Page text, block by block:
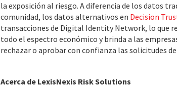
la exposición al riesgo. A diferencia de los datos
comunidad, los datos alternativos en Decision
transacciones de Digital Identity Network, lo que
todo el espectro económico y brinda a las
rechazar o aprobar con confianza las solicitudes
Acerca de LexisNexis Risk Solutions